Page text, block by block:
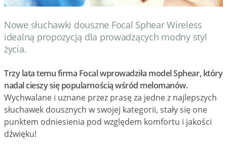
Nowe słuchawki douszne Focal Sphear Wireless
idealną propozycją dla prowadzących modny styl
życia.
Trzy lata temu firma Focal wprowadziła model Sphear, który
nadal cieszy się popularnością wśród melomanów.
Wychwalane i uznane przez prasę za jedne z najlepszych
słuchawek dousznych w swojej kategorii, stały się one
punktem odniesienia pod względem komfortu i jakości
dźwięku!